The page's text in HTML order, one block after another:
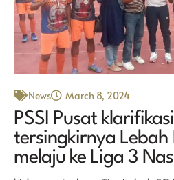
News March 8, 2024
PSSI Pusat
tersingkirnya Lebah
melaju ke Liga 3